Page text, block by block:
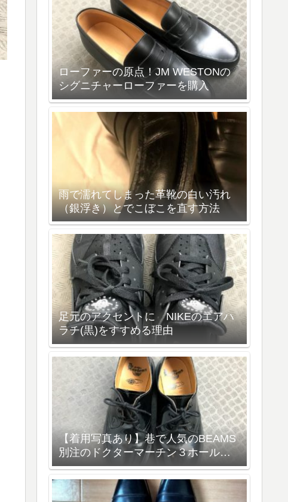
ローファーの原点！JM WESTONの
シグニチャーローファーを購入
雨で濡れてしまった革靴の白い汚れ
（銀浮き）とでこぼこを直す方法
足元のアクセントに NIKEのエアハ
ラチ(黒)をすすめる理由
【着用写真あり】巷で人気のBEAMS
別注のドクターマーチン３ホールを
紹介